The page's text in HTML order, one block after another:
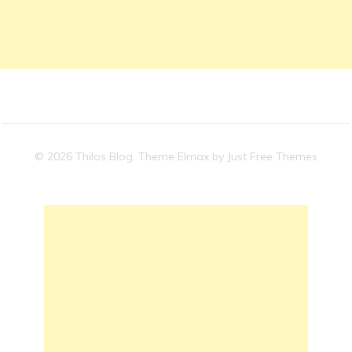
© 2026 Thilos Blog. Theme Elmax by Just Free Themes